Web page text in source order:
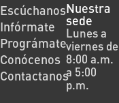
Escúchanos
Infórmate
Prográmate
Conócenos
Contactanos
Nuestra
sede
Lunes a
viernes de
8:00 a.m.
a 5:00
p.m.